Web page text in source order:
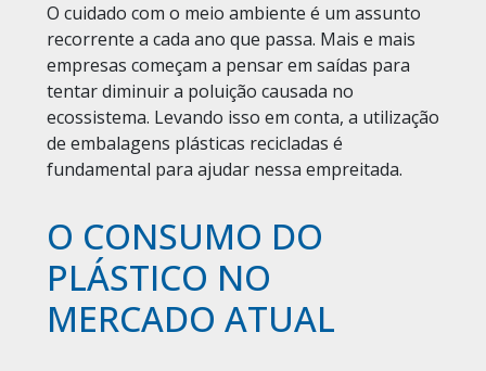
O cuidado com o meio ambiente é um assunto
recorrente a cada ano que passa. Mais e mais
empresas começam a pensar em saídas para
tentar diminuir a poluição causada no
ecossistema. Levando isso em conta, a utilização
de embalagens plásticas recicladas é
fundamental para ajudar nessa empreitada.
O CONSUMO DO
PLÁSTICO NO
MERCADO ATUAL